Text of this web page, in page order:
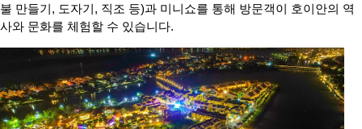
불 만들기, 도자기, 직조 등)과 미니쇼를 통해 방문객이 호이안의 역
사와 문화를 체험할 수 있습니다.